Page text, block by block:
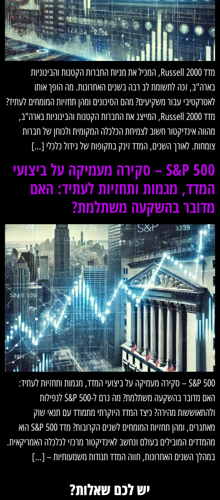
מדד Russell 2000, המכיל את מניות החברות הקטנות והבינוניות
בארה"ב, זכה לתשומת לב רבה בשנים האחרונות. מה הופך אותו
לאטרקטיבי עבור משקיעים? מהם הסיכונים ומהן תחזיות המומחים לעתיד?
מדד Russell 2000, המייצג את החברות הקטנות והבינוניות בארה"ב,
מהווה אינדיקטור חשוב לצמיחת הכלכלה המקומית ולכוחן של חברות
צומחות. לאורך השנים, המדד זינק בתקופות של גידול כלכלי […]
S&P 500 – סקירה מעמיקה על ביצועי
המדד, מגמות ותחזיות לעתיד: האם
מדובר בהשקעה משתלמת?
S&P 500 – סקירה מעמיקה על ביצועי המדד, מגמות ותחזיות לעתיד:
האם מדובר בהשקעה משתלמת? מה גרם ל-S&P 500 לנפילות
ולהתאוששות מהירה? כיצד המדד היוקרתי מתמודד עם תנאי שוק
מאתגרים, ומהן תחזיות המומחים לשנים הקרובות? מדד S&P 500 הוא
מהמדדים המובילים בעולם ונחשב לאינדיקטור מרכזי לכלכלה האמריקאית.
במהלך השנים האחרונות, חווה המדד תנודות משמעותיות – […]
יש לכם שאלות?